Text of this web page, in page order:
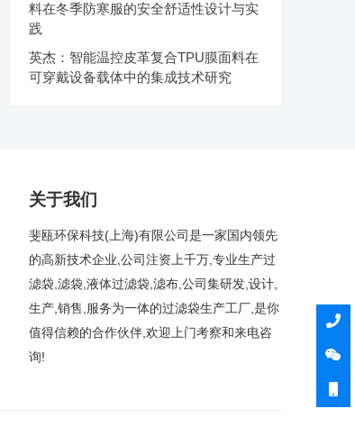
料在冬季防寒服的安全舒适性设计与实
践
英杰：智能温控皮革复合TPU膜面料在
可穿戴设备载体中的集成技术研究
关于我们
斐瓯环保科技(上海)有限公司是一家国内领先
的高新技术企业,公司注资上千万,专业生产过
滤袋,滤袋,液体过滤袋,滤布,公司集研发,设计,
生产,销售,服务为一体的过滤袋生产工厂,是你
值得信赖的合作伙伴,欢迎上门考察和来电咨
询!